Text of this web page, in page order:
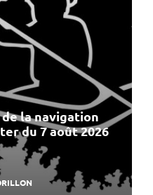
la navigation
du 7 août 2026